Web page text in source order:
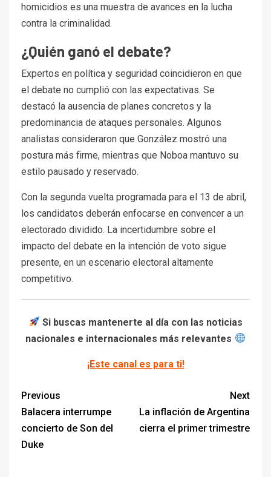
homicidios es una muestra de avances en la lucha
contra la criminalidad.
¿Quién ganó el debate?
Expertos en política y seguridad coincidieron en que
el debate no cumplió con las expectativas. Se
destacó la ausencia de planes concretos y la
predominancia de ataques personales. Algunos
analistas consideraron que González mostró una
postura más firme, mientras que Noboa mantuvo su
estilo pausado y reservado.
Con la segunda vuelta programada para el 13 de abril,
los candidatos deberán enfocarse en convencer a un
electorado dividido. La incertidumbre sobre el
impacto del debate en la intención de voto sigue
presente, en un escenario electoral altamente
competitivo.
Si buscas mantenerte al día con las noticias
nacionales e internacionales más relevantes
¡Este canal es para ti!
Previous
Balacera interrumpe
concierto de Son del
Duke
Next
La inflación de Argentina
cierra el primer trimestre